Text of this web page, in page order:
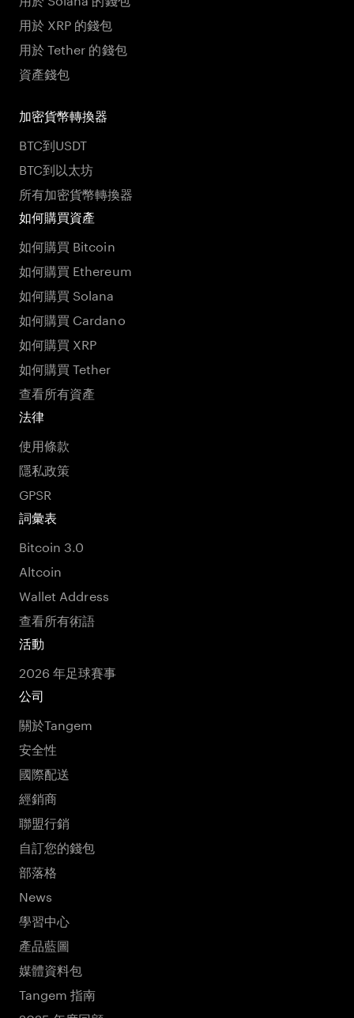
用於 XRP 的錢包
用於 Tether 的錢包
資產錢包
加密貨幣轉換器
BTC到USDT
BTC到以太坊
所有加密貨幣轉換器
如何購買資產
如何購買 Bitcoin
如何購買 Ethereum
如何購買 Solana
如何購買 Cardano
如何購買 XRP
如何購買 Tether
查看所有資產
法律
使用條款
隱私政策
GPSR
詞彙表
Bitcoin 3.0
Altcoin
Wallet Address
查看所有術語
活動
2026 年足球賽事
公司
關於Tangem
安全性
國際配送
經銷商
聯盟行銷
自訂您的錢包
部落格
News
學習中心
產品藍圖
媒體資料包
Tangem 指南